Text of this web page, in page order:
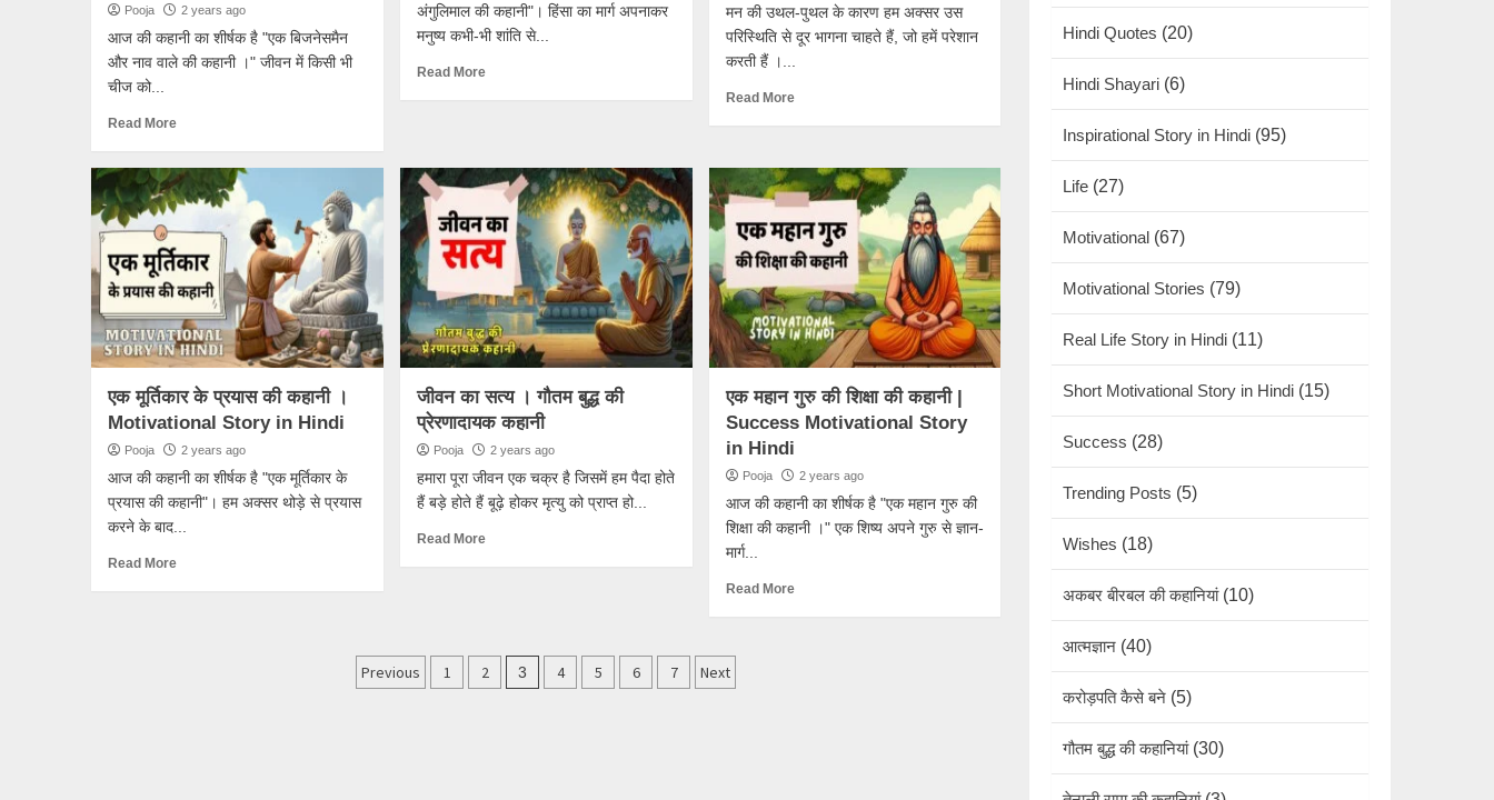
Pooja 2 years ago
आज की कहानी का शीर्षक है "एक बिजनेसमैन
और नाव वाले की कहानी ।" जीवन में किसी भी
चीज को...
Read More
अंगुलिमाल की कहानी"। हिंसा का मार्ग अपनाकर
मनुष्य कभी-भी शांति से...
Read More
मन की उथल-पुथल के कारण हम अक्सर उस
परिस्थिति से दूर भागना चाहते हैं, जो हमें परेशान
करती हैं ।...
Read More
एक मूर्तिकार के प्रयास की कहानी ।
Motivational Story in Hindi
Pooja 2 years ago
आज की कहानी का शीर्षक है "एक मूर्तिकार के
प्रयास की कहानी"। हम अक्सर थोड़े से प्रयास
करने के बाद...
Read More
जीवन का सत्य । गौतम बुद्ध की
प्रेरणादायक कहानी
Pooja 2 years ago
हमारा पूरा जीवन एक चक्र है जिसमें हम पैदा होते
हैं बड़े होते हैं बूढ़े होकर मृत्यु को प्राप्त हो...
Read More
एक महान गुरु की शिक्षा की कहानी |
Success Motivational Story
in Hindi
Pooja 2 years ago
आज की कहानी का शीर्षक है "एक महान गुरु की
शिक्षा की कहानी ।" एक शिष्य अपने गुरु से ज्ञान-
मार्ग...
Read More
Posts
Previous 1 2 3 4 5 6 7 Next
Hindi Quotes (20)
Hindi Shayari (6)
Inspirational Story in Hindi (95)
Life (27)
Motivational (67)
Motivational Stories (79)
Real Life Story in Hindi (11)
Short Motivational Story in Hindi (15)
Success (28)
Trending Posts (5)
Wishes (18)
अकबर बीरबल की कहानियां(10)
आत्मज्ञान (40)
करोड़पति कैसे बने (5)
गौतम बुद्ध की कहानियां(30)